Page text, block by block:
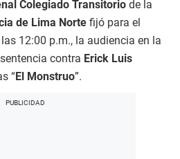
Colegiado Transitorio de la
de Lima Norte fijó para el
12:00 p.m., la audiencia en la
contra Erick Luis
“El Monstruo”.